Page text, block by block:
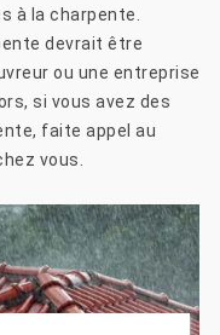
à la charpente.
devrait être
ou une entreprise
si vous avez des
faite appel au
vous.